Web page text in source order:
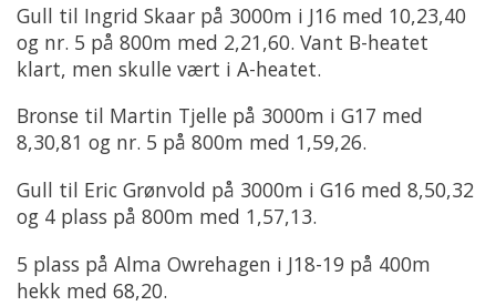
Gull til Ingrid Skaar på 3000m i J16 med 10,23,40
og nr. 5 på 800m med 2,21,60. Vant B-heatet
klart, men skulle vært i A-heatet.
Bronse til Martin Tjelle på 3000m i G17 med
8,30,81 og nr. 5 på 800m med 1,59,26.
Gull til Eric Grønvold på 3000m i G16 med 8,50,32
og 4 plass på 800m med 1,57,13.
5 plass på Alma Owrehagen i J18-19 på 400m
hekk med 68,20.